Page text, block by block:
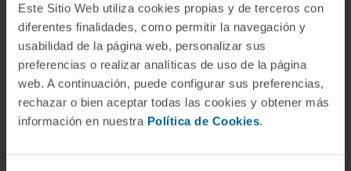
Este Sitio Web utiliza cookies propias y de terceros con
diferentes finalidades, como permitir la navegación y
usabilidad de la página web, personalizar sus
preferencias o realizar analíticas de uso de la página
web. A continuación, puede configurar sus preferencias,
rechazar o bien aceptar todas las cookies y obtener más
información en nuestra Política de Cookies.
primera orina de la mañanao una muestra
media del chorro, evitando contaminación
(especialmente durante la menstruación).
Interpretación y siguientes pasos:un eGFR
reducido y/o albuminuria persistente en dos
controles separados suele indicar daño renal